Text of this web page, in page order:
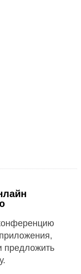
предложить